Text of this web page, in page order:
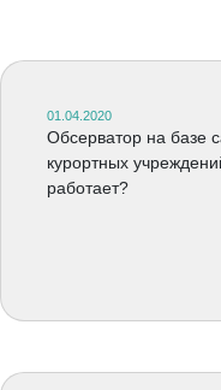
01.04.2020
Обсерватор на базе
курортных
работает?